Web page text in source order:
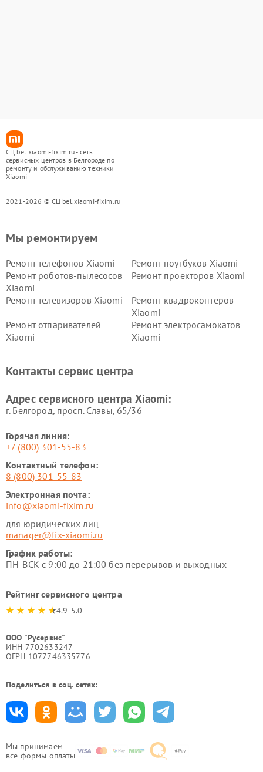
СЦ bel.xiaomi-fixim.ru - сеть
сервисных центров в Белгороде по
ремонту и обслуживанию техники
Xiaomi
2021-2026 © СЦ bel.xiaomi-fixim.ru
Мы принимаем
все формы оплаты
Мы ремонтируем
Ремонт телефонов Xiaomi
Ремонт ноутбуков Xiaomi
Ремонт роботов-пылесосов
Xiaomi
Ремонт проекторов Xiaomi
Ремонт телевизоров Xiaomi
Ремонт квадрокоптеров
Xiaomi
Ремонт отпаривателей
Xiaomi
Ремонт электросамокатов
Xiaomi
Ремонт стиральных машин
Ремонт смарт-часов Xiaomi
Контакты сервис центра
Адрес сервисного центра Xiaomi:
г. Белгород, просп. Славы, 65/36
Горячая линия:
+7 (800) 301-55-83
Контактный телефон:
8 (800) 301-55-83
Электронная почта:
info@xiaomi-fixim.ru
для юридических лиц
manager@fix-xiaomi.ru
График работы:
ПН-ВСК с 9:00 до 21:00 без перерывов и выходных
Рейтинг сервисного центра
4.9-5.0
ООО "Русервис"
ИНН 7702633247
ОГРН 1077746335776
Поделиться в соц. сетях: